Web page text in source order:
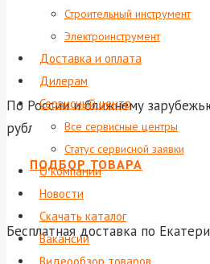
Строительный инструмент
Электроинструмент
Доставка и оплата
Дилерам
Сервисный центр
Все сервисные центры
Статус сервисной заявки
О компании
Новости
Скачать каталог
Вакансии
По России и ближнему
рублей доставка по
ПОДБОР ТОВАРА
Бесплатная доставка по